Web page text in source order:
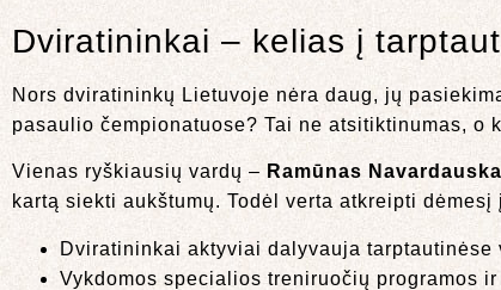
Dviratininkai – kelias į
Nors dviratininkų Lietuvoje nėra daug, jų
pasaulio čempionatuose? Tai ne atsitiktinumas, o
Vienas ryškiausių vardų – Ramūnas
kartą siekti aukštumų. Todėl verta atkreipti dėmesį
Dviratininkai aktyviai dalyvauja
Vykdomos specialios treniruočių programos